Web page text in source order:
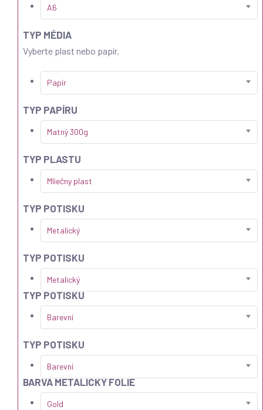
A6
TYP MÉDIA
Vyberte plast nebo papír.
Papír
TYP PAPÍRU
Matný 300g
TYP PLASTU
Mliečny plast
TYP POTISKU
Metalický
TYP POTISKU
Metalický
TYP POTISKU
Barevní
TYP POTISKU
Barevní
BARVA METALICKÝ FOLIE
Gold